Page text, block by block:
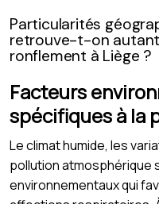
Particularités
retrouve-t-on
ronflement à Liège ?
Facteurs
spécifiques à la
Le climat humide, les
pollution atmosphérique
environnementaux qui